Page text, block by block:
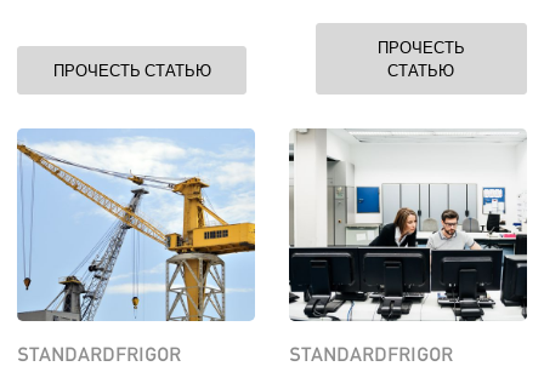
ПРОЧЕСТЬ СТАТЬЮ
ПРОЧЕСТЬ
СТАТЬЮ
STANDARDFRIGOR STANDARDFRIGOR